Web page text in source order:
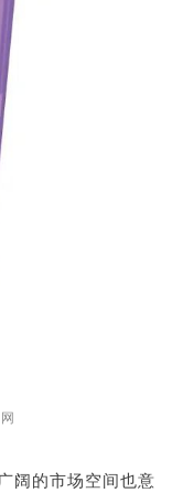
阔的市场空间也意